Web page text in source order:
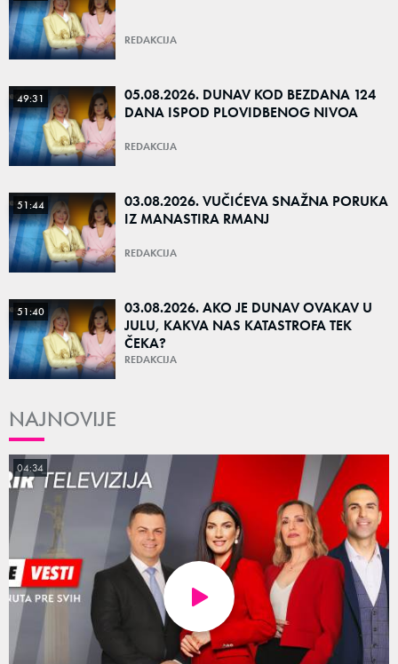
REDAKCIJA
49:31
05.08.2026. DUNAV KOD BEZDANA 124
DANA ISPOD PLOVIDBENOG NIVOA
REDAKCIJA
51:44
03.08.2026. VUČIĆEVA SNAŽNA PORUKA
IZ MANASTIRA RMANJ
REDAKCIJA
51:40
03.08.2026. AKO JE DUNAV OVAKAV U
JULU, KAKVA NAS KATASTROFA TEK
ČEKA?
REDAKCIJA
NAJNOVIJE
04:34